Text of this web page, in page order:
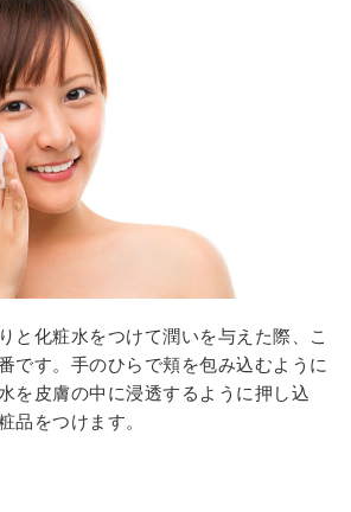
と化粧水をつけて潤いを与えた際、こ
です。手のひらで頬を包み込むように
を皮膚の中に浸透するように押し込
品をつけます。